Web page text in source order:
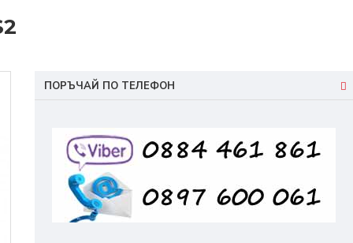
ПОРЪЧАЙ ПО ТЕЛЕФОН